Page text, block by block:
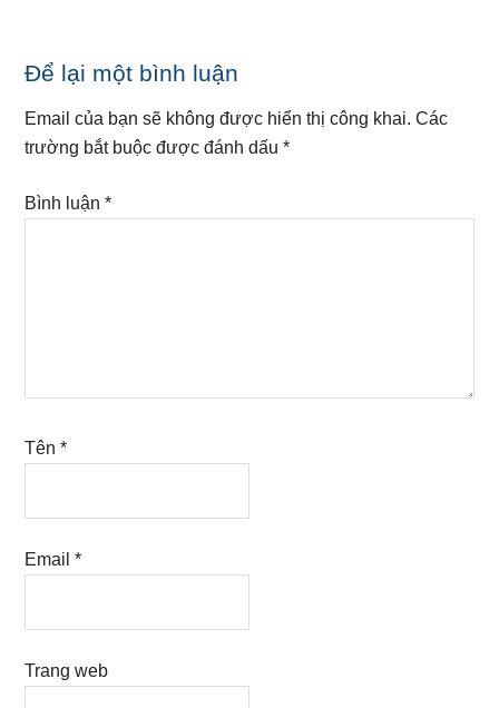
Reader
Interactions
Để lại một bình luận
Email của bạn sẽ không được hiển thị công khai. Các
trường bắt buộc được đánh dấu*
Bình luận*
Tên*
Email*
Trang web